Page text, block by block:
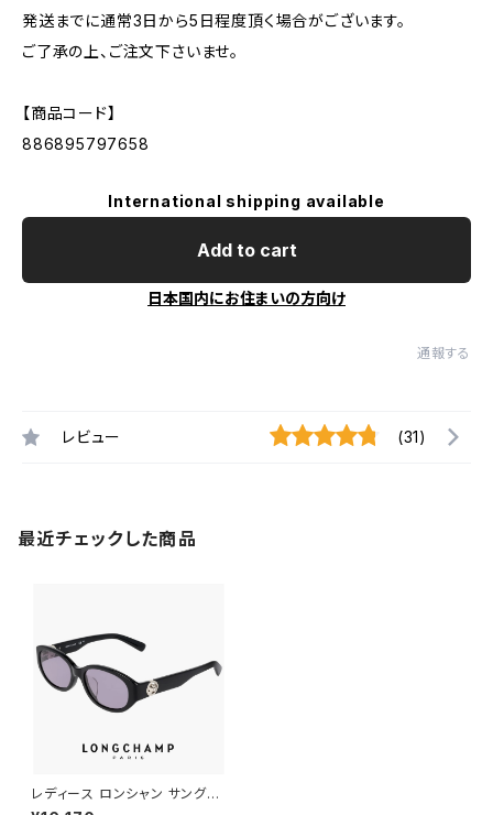
発送までに通常3日から5日程度頂く場合がございます。
ご了承の上、ご注文下さいませ。
【商品コード】
886895797658
International shipping available
Add to cart
日本国内にお住まいの方向け
通報する
レビュー (31)
最近チェックした商品
レディース ロンシャン サングラ
ス lo797slbj n 001 53mm lo